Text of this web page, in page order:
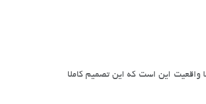
واقعیت این است که این تصمیم کاملا